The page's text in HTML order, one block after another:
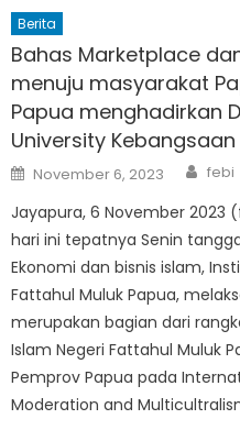
Berita
Bahas Marketplace
menuju masyarakat
Papua menghadirkan
University Kebangsaan
Posted
on
November 6, 2023 febi
Jayapura, 6 November 2023
hari ini tepatnya Senin
Ekonomi dan bisnis islam,
Fattahul Muluk Papua,
merupakan bagian dari
Islam Negeri Fattahul Muluk
Pemprov Papua pada
Moderation and